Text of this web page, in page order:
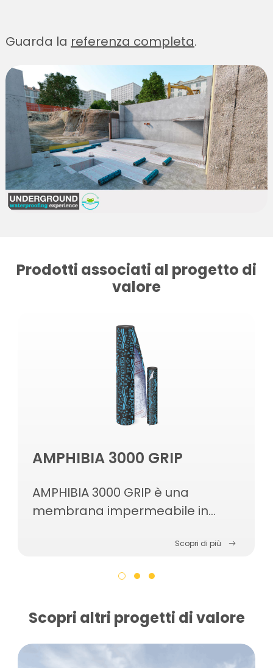
Guarda la referenza completa.
Prodotti associati al progetto di
valore
AMPHIBIA 3000 GRIP
AMPHIBIA 3000 GRIP è una
membrana impermeabile in
al calcestruzzo.
Scopri di più
Scopri altri progetti di valore